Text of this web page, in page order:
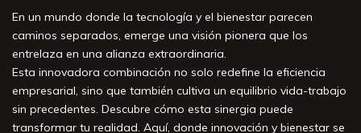
En un mundo donde la tecnología y el bienestar parecen
caminos separados, emerge una visión pionera que los
entrelaza en una alianza extraordinaria.
Esta innovadora combinación no solo redefine la eficiencia
empresarial, sino que también cultiva un equilibrio vida-trabajo
sin precedentes. Descubre cómo esta sinergia puede
transformar tu realidad. Aquí, donde innovación y bienestar se